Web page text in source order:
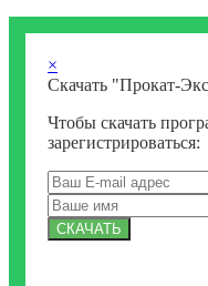
×
Скачать "Прокат-
Чтобы скачать
зарегистрироваться:
СКАЧАТЬ